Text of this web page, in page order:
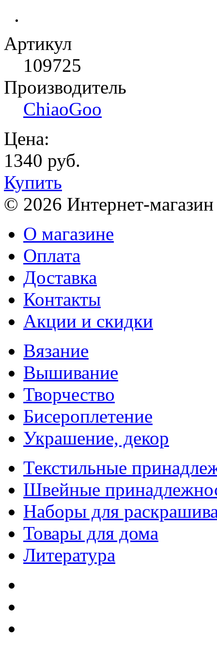
Артикул
109725
Производитель
ChiaoGoo
Цена:
1340 руб.
Купить
© 2026 Интернет-
О магазине
Оплата
Доставка
Контакты
Акции и скидки
Вязание
Вышивание
Творчество
Бисероплетение
Украшение, декор
Текстильные
Швейные
Наборы для
Товары для дома
Литература